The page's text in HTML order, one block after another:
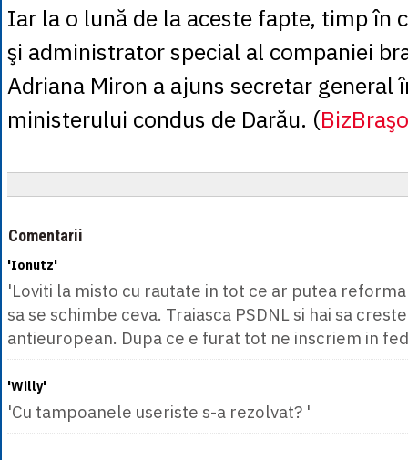
Iar la o lună de la aceste fapte, timp în
şi administrator special al companiei
Adriana Miron a ajuns secretar general
ministerului condus de Darău. (
Comentarii
'Ionutz'
'Loviti la misto cu rautate in tot ce ar putea reforma
sa se schimbe ceva. Traiasca PSDNL si hai sa
antieuropean. Dupa ce e furat tot ne inscriem in
'Willy'
'Cu tampoanele useriste s-a rezolvat? '